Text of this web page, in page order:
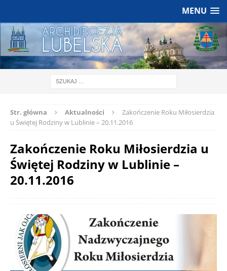
MENU
Str. główna Aktualności
Zakończenie Roku Miłosierdzia
u Świętej Rodziny w Lublinie – 20.11.2016
Zakończenie Roku Miłosierdzia u
Świętej Rodziny w Lublinie –
20.11.2016